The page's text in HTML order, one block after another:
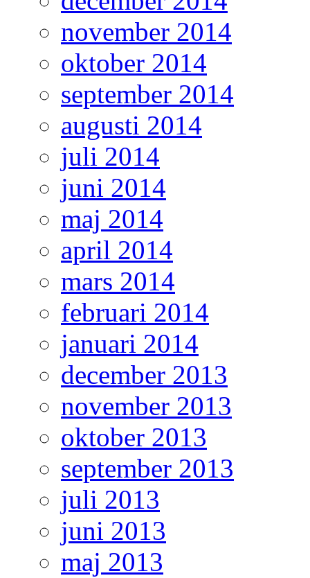
november 2014
oktober 2014
september 2014
augusti 2014
juli 2014
juni 2014
maj 2014
april 2014
mars 2014
februari 2014
januari 2014
december 2013
november 2013
oktober 2013
september 2013
juli 2013
juni 2013
maj 2013